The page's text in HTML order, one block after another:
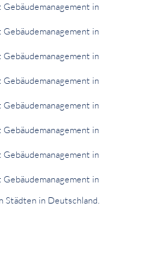
in
in
in
in
in
in
in
in
Städten in Deutschland.